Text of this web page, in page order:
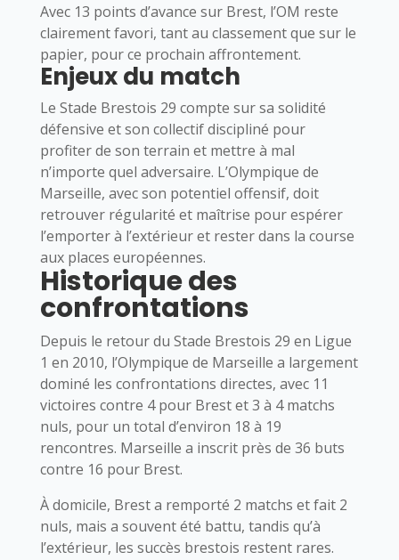
Avec 13 points d’avance sur Brest, l’OM reste
clairement favori, tant au classement que sur le
papier, pour ce prochain affrontement.
Enjeux du match
Le Stade Brestois 29 compte sur sa solidité
défensive et son collectif discipliné pour
profiter de son terrain et mettre à mal
n’importe quel adversaire. L’Olympique de
Marseille, avec son potentiel offensif, doit
retrouver régularité et maîtrise pour espérer
l’emporter à l’extérieur et rester dans la course
aux places européennes.
Historique des
confrontations
Depuis le retour du Stade Brestois 29 en Ligue
1 en 2010, l’Olympique de Marseille a largement
dominé les confrontations directes, avec 11
victoires contre 4 pour Brest et 3 à 4 matchs
nuls, pour un total d’environ 18 à 19
rencontres. Marseille a inscrit près de 36 buts
contre 16 pour Brest.
À domicile, Brest a remporté 2 matchs et fait 2
nuls, mais a souvent été battu, tandis qu’à
l’extérieur, les succès brestois restent rares.